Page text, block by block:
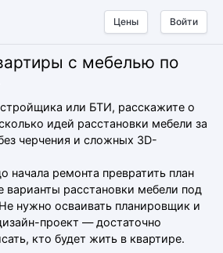
Цены Войти
с мебелью по
или БТИ, расскажите о
идей расстановки мебели за
черчения и сложных 3D-
начала ремонта превратить план
варианты расстановки мебели под
нужно осваивать планировщик и
проект — достаточно
кто будет жить в квартире.